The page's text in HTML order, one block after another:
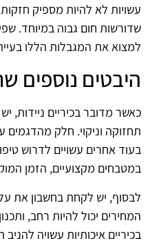
עשויות לא להיות מספיק
שדורשות חום גבוה במיוחד.
למצוא את המגבלות הללו
היבטים נוספים
כאשר מדובר בכיריים ניידות,
תחזוקה וניקוי. חלק מהדגמים
בעוד אחרים עשויים לדרוש
במטבחים מקצועיים, הזמן
לבסוף, יש לקחת בחשבון את
המחירים יכול להיות רחב,
בכיריים איכותיות עשויה